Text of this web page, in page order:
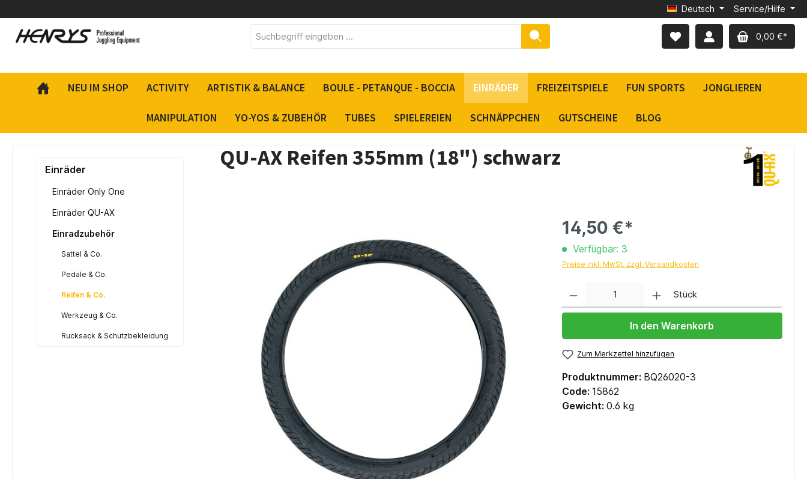
Deutsch Service/Hilfe
0,00 €*
NEU IM SHOP ACTIVITY ARTISTIK & BALANCE BOULE - PETANQUE - BOCCIA EINRÄDER FREIZEITSPIELE FUN SPORTS JONGLIEREN
MANIPULATION YO-YOS & ZUBEHÖR TUBES SPIELEREIEN SCHNÄPPCHEN GUTSCHEINE BLOG
Einräder
Einräder Only One
Einräder QU-AX
Einradzubehör
Sattel & Co.
Pedale & Co.
Reifen & Co.
Werkzeug & Co.
Rucksack & Schutzbekleidung
QU-AX Reifen 355mm (18") schwarz
14,50 €*
Verfügbar: 3
Preise inkl. MwSt. zzgl. Versandkosten
Stück
In den Warenkorb
Zum Merkzettel hinzufügen
Produktnummer: BQ26020-3
Code: 15862
Gewicht: 0.6 kg